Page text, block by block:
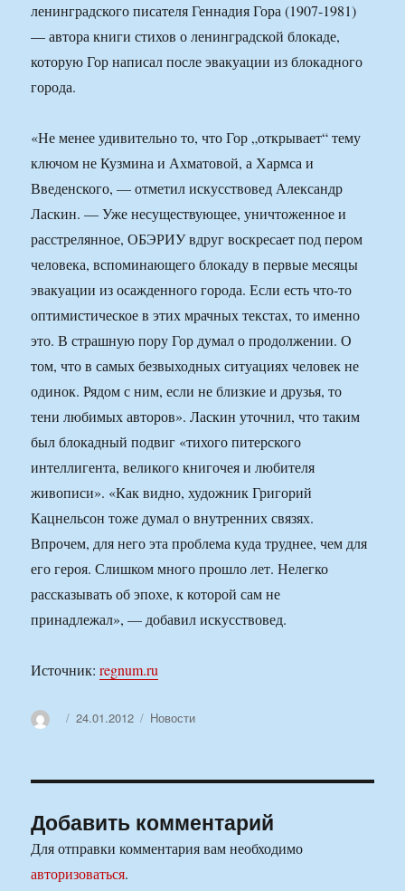
ленинградского писателя Геннадия Гора (1907-1981)
— автора книги стихов о ленинградской блокаде,
которую Гор написал после эвакуации из блокадного
города.
«Не менее удивительно то, что Гор „открывает“ тему
ключом не Кузмина и Ахматовой, а Хармса и
Введенского, — отметил искусствовед Александр
Ласкин. — Уже несуществующее, уничтоженное и
расстрелянное, ОБЭРИУ вдруг воскресает под пером
человека, вспоминающего блокаду в первые месяцы
эвакуации из осажденного города. Если есть что-то
оптимистическое в этих мрачных текстах, то именно
это. В страшную пору Гор думал о продолжении. О
том, что в самых безвыходных ситуациях человек не
одинок. Рядом с ним, если не близкие и друзья, то
тени любимых авторов». Ласкин уточнил, что таким
был блокадный подвиг «тихого питерского
интеллигента, великого книгочея и любителя
живописи». «Как видно, художник Григорий
Кацнельсон тоже думал о внутренних связях.
Впрочем, для него эта проблема куда труднее, чем для
его героя. Слишком много прошло лет. Нелегко
рассказывать об эпохе, к которой сам не
принадлежал», — добавил искусствовед.
Источник:regnum.ru
АвторОпубликовано
24.01.2012 Рубрики
Новости
Добавить комментарий
Для отправки комментария вам необходимо
авторизоваться.